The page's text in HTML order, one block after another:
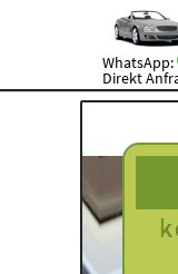
WhatsApp:
Direkt